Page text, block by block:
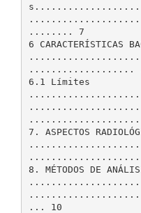
........ 7
6 CARACTERÍSTICAS
...................
6.1 Límites
7. ASPECTOS
8. MÉTODOS DE
... 10